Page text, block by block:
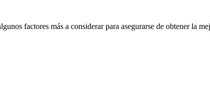
factores más a considerar para asegurarse de obtener la